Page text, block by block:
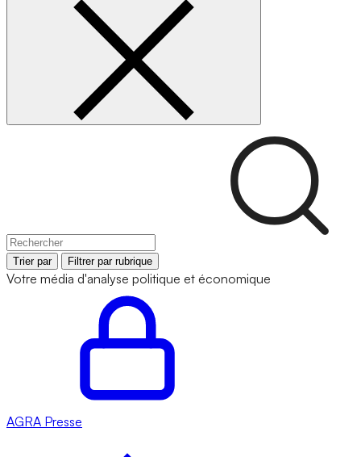
Trier par Filtrer par rubrique
Votre média d'analyse politique et économique
AGRA Presse